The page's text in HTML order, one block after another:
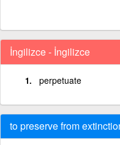
İngilizce - İngilizce
perpetuate
to preserve from